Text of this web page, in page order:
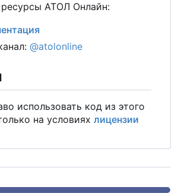
АТОЛ Онлайн:
@atolonline
использовать код из этого
на условиях лицензии